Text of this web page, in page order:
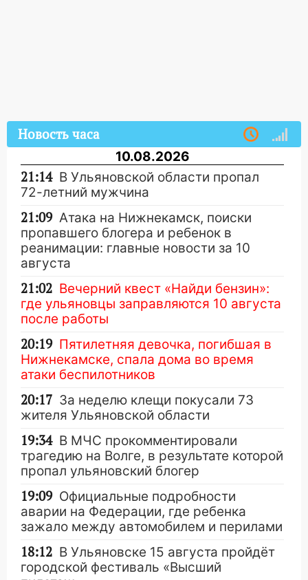
Новость часа
10.08.2026
21:14 В Ульяновской области пропал
72-летний мужчина
21:09 Атака на Нижнекамск, поиски
пропавшего блогера и ребенок в
реанимации: главные новости за 10
августа
21:02 Вечерний квест «Найди бензин»:
где ульяновцы заправляются 10 августа
после работы
20:19 Пятилетняя девочка, погибшая в
Нижнекамске, спала дома во время
атаки беспилотников
20:17 За неделю клещи покусали 73
жителя Ульяновской области
19:34 В МЧС прокомментировали
трагедию на Волге, в результате которой
пропал ульяновский блогер
19:09 Официальные подробности
аварии на Федерации, где ребенка
зажало между автомобилем и перилами
18:12 В Ульяновске 15 августа пройдёт
городской фестиваль «Высший